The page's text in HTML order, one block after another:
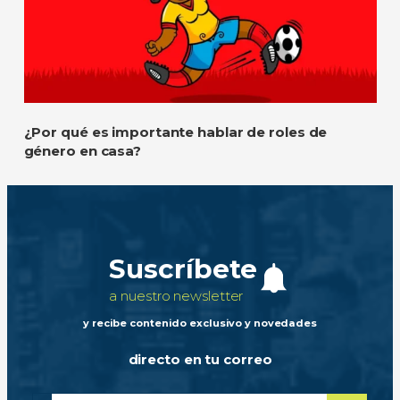
¿Por qué es importante hablar de roles de
género en casa?
Suscríbete
a nuestro newsletter
y recibe contenido exclusivo y novedades
directo en tu correo